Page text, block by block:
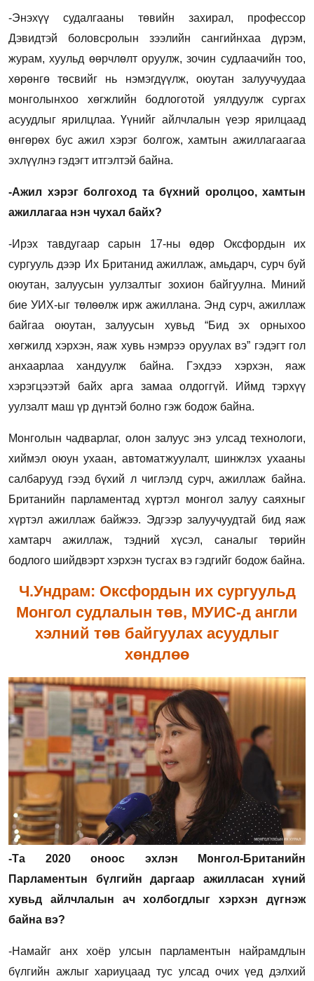
-Энэхүү судалгааны төвийн захирал, профессор
Дэвидтэй боловсролын зээлийн сангийнхаа дүрэм,
журам, хуульд өөрчлөлт оруулж, зочин судлаачийн тоо,
хөрөнгө төсвийг нь нэмэгдүүлж, оюутан залуучуудаа
монголынхоо хөгжлийн бодлоготой уялдуулж сургах
асуудлыг ярилцлаа. Үүнийг айлчлалын үеэр ярилцаад
өнгөрөх бус ажил хэрэг болгож, хамтын ажиллагаагаа
эхлүүлнэ гэдэгт итгэлтэй байна.
-Ажил хэрэг болгоход та бүхний оролцоо, хамтын
ажиллагаа нэн чухал байх?
-Ирэх тавдугаар сарын 17-ны өдөр Оксфордын их
сургууль дээр Их Британид ажиллаж, амьдарч, сурч буй
оюутан, залуусын уулзалтыг зохион байгуулна. Миний
бие УИХ-ыг төлөөлж ирж ажиллана. Энд сурч, ажиллаж
байгаа оюутан, залуусын хувьд “Бид эх орныхоо
хөгжилд хэрхэн, яаж хувь нэмрээ оруулах вэ” гэдэгт гол
анхаарлаа хандуулж байна. Гэхдээ хэрхэн, яаж
хэрэгцээтэй байх арга замаа олдоггүй. Иймд тэрхүү
уулзалт маш үр дүнтэй болно гэж бодож байна.
Монголын чадварлаг, олон залуус энэ улсад технологи,
хиймэл оюун ухаан, автоматжуулалт, шинжлэх ухааны
салбарууд гээд бүхий л чиглэлд сурч, ажиллаж байна.
Британийн парламентад хүртэл монгол залуу саяхныг
хүртэл ажиллаж байжээ. Эдгээр залуучуудтай бид яаж
хамтарч ажиллаж, тэдний хүсэл, саналыг төрийн
бодлого шийдвэрт хэрхэн тусгах вэ гэдгийг бодож байна.
Ч.Ундрам: Оксфордын их сургуульд
Монгол судлалын төв, МУИС-д англи
хэлний төв байгуулах асуудлыг
хөндлөө
-Та 2020 оноос эхлэн Монгол-Британийн
Парламентын бүлгийн даргаар ажилласан хүний
хувьд айлчлалын ач холбогдлыг хэрхэн дүгнэж
байна вэ?
-Намайг анх хоёр улсын парламентын найрамдлын
бүлгийн ажлыг хариуцаад тус улсад очих үед дэлхий